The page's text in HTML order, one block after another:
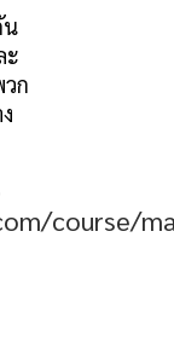
น
ะ
ก
course/